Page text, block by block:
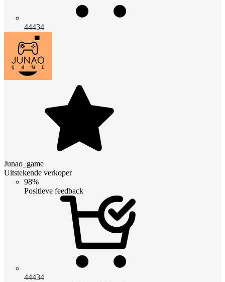
44434
Junao_game
Uitstekende verkoper
98%
Positieve feedback
44434